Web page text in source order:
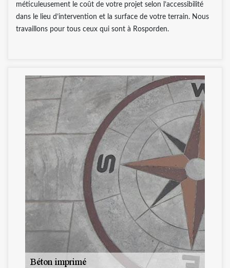
méticuleusement le coût de votre projet selon l’accessibilité
dans le lieu d’intervention et la surface de votre terrain. Nous
travaillons pour tous ceux qui sont à Rosporden.